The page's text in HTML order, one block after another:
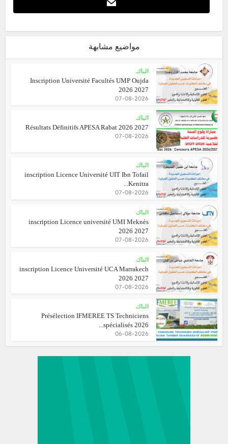
مواضيع مشابهة
الباك
Inscription Université Facultés UMP Oujda
2026 2027
07-08-2026
الباك
Résultats Définitifs APESA Rabat 2026 2027
07-08-2026
الباك
inscription Licence Université UIT Ibn Tofail
Kenitra...
07-08-2026
الباك
inscription Licence université UMI Meknès
2026 2027
07-08-2026
الباك
inscription Licence Université UCA Marrakech
2026 2027
07-08-2026
الباك
Présélection IFMEREE TS Techniciens
spécialisés 2026...
06-08-2026